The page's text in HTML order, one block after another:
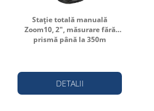
Stație totală manuală
Zoom10, 2", măsurare fără
prismă până la 350m
DETALII